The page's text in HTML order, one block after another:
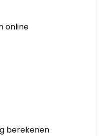
online
berekenen